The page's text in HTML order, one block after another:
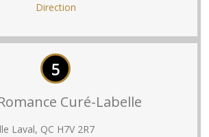
Direction
5
Curé-Labelle
Laval, QC H7V 2R7